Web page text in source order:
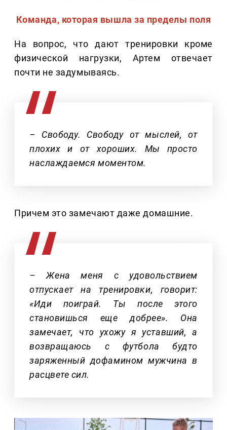
Команда, которая вышла за пределы поля
На вопрос, что дают тренировки кроме
физической нагрузки, Артем отвечает
почти не задумываясь.
– Свободу. Свободу от мыслей, от
плохих и от хороших. Мы просто
наслаждаемся моментом.
Причем это замечают даже домашние.
– Жена меня с удовольствием
отпускает на тренировки, говорит:
«Иди поиграй. Ты после этого
становишься еще добрее». Она
замечает, что ухожу я уставший, а
возвращаюсь с футбола будто
заряженный дофамином мужчина в
расцвете сил.